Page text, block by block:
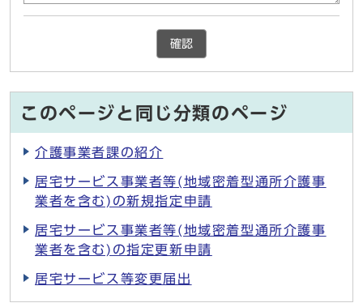
確認
このページと同じ分類のページ
介護事業者課の紹介
居宅サービス事業者等(地域密着型通所介護事
業者を含む)の新規指定申請
居宅サービス事業者等(地域密着型通所介護事
業者を含む)の指定更新申請
居宅サービス等変更届出